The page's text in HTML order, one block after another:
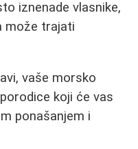
iznenade vlasnike,
može trajati
vaše morsko
koji će vas
ponašanjem i